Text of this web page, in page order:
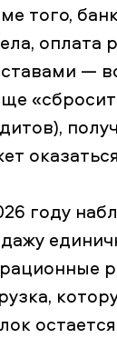
того,
оплата
—
году